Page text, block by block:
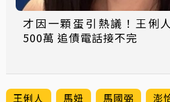
才因一顆蛋引熱議！王俐
500萬 追債電話接不完
王俐人 馬妞 馬國弼 澎